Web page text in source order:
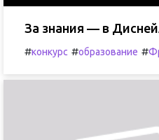
За знания — в
#конкурс #образование #